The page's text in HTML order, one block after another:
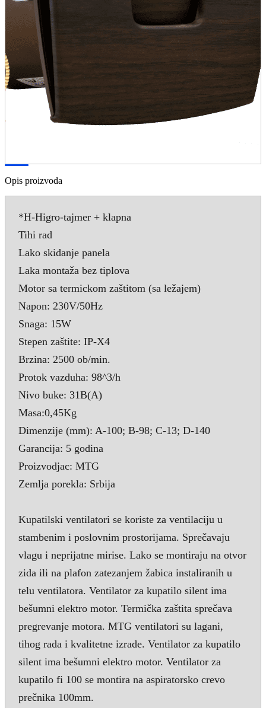
Opis proizvoda
*H-Higro-tajmer + klapna
Tihi rad
Lako skidanje panela
Laka montaža bez tiplova
Motor sa termickom zaštitom (sa ležajem)
Napon: 230V/50Hz
Snaga: 15W
Stepen zaštite: IP-X4
Brzina: 2500 ob/min.
Protok vazduha: 98^3/h
Nivo buke: 31B(A)
Masa:0,45Kg
Dimenzije (mm): A-100; B-98; C-13; D-140
Garancija: 5 godina
Proizvodjac: MTG
Zemlja porekla: Srbija
Kupatilski ventilatori se koriste za ventilaciju u
stambenim i poslovnim prostorijama. Sprečavaju
vlagu i neprijatne mirise. Lako se montiraju na otvor
zida ili na plafon zatezanjem žabica instaliranih u
telu ventilatora. Ventilator za kupatilo silent ima
bešumni elektro motor. Termička zaštita sprečava
pregrevanje motora. MTG ventilatori su lagani,
tihog rada i kvalitetne izrade. Ventilator za kupatilo
silent ima bešumni elektro motor. Ventilator za
kupatilo fi 100 se montira na aspiratorsko crevo
prečnika 100mm.